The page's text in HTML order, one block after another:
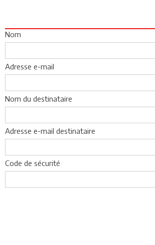
Nom
Adresse e-mail
Nom du destinataire
Adresse e-mail destinataire
Code de sécurité